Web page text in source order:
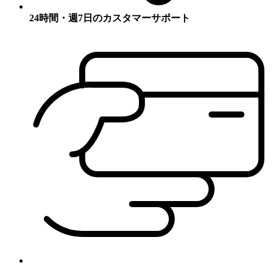
24時間・週7日のカスタマーサポート